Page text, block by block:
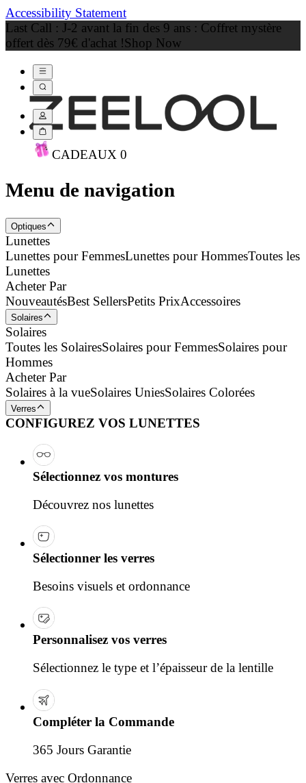
Accessibility Statement
Last Call : J-2 avant la fin des 9 ans : Coffret mystère
offert dès 79€ d'achat !Shop Now
CADEAUX 0
Menu de navigation
Optiques
Lunettes
Lunettes pour FemmesLunettes pour HommesToutes les
Lunettes
Acheter Par
NouveautésBest SellersPetits PrixAccessoires
Solaires
Solaires
Toutes les SolairesSolaires pour FemmesSolaires pour
Hommes
Acheter Par
Solaires à la vueSolaires UniesSolaires Colorées
Verres
CONFIGUREZ VOS LUNETTES
Sélectionnez vos montures
Découvrez nos lunettes
Sélectionner les verres
Besoins visuels et ordonnance
Personnalisez vos verres
Sélectionnez le type et l’épaisseur de la lentille
Compléter la Commande
365 Jours Garantie
Verres avec Ordonnance